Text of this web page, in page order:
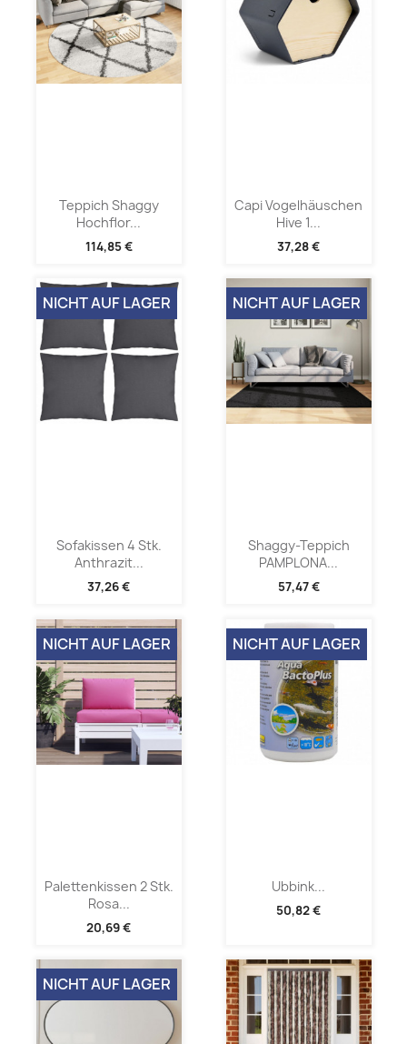
Teppich Shaggy
Hochflor...
114,85 €
Capi Vogelhäuschen
Hive 1...
37,28 €
Sofakissen 4 Stk.
Anthrazit...
37,26 €
NICHT AUF LAGER
Shaggy-Teppich
PAMPLONA...
57,47 €
NICHT AUF LAGER
Palettenkissen 2 Stk.
Rosa...
20,69 €
NICHT AUF LAGER
Ubbink...
50,82 €
NICHT AUF LAGER
NICHT AUF LAGER